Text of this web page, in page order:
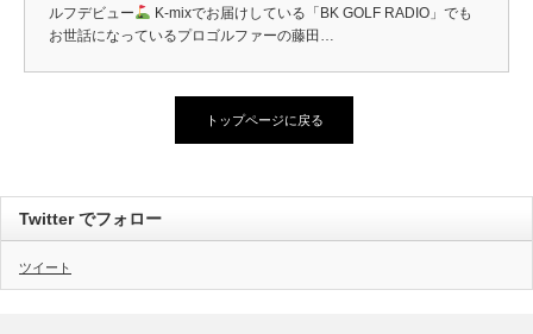
ルフデビュー
K-mixでお届けしている「BK GOLF RADIO」でも
お世話になっているプロゴルファーの藤田…
トップページに戻る
Twitter でフォロー
ツイート